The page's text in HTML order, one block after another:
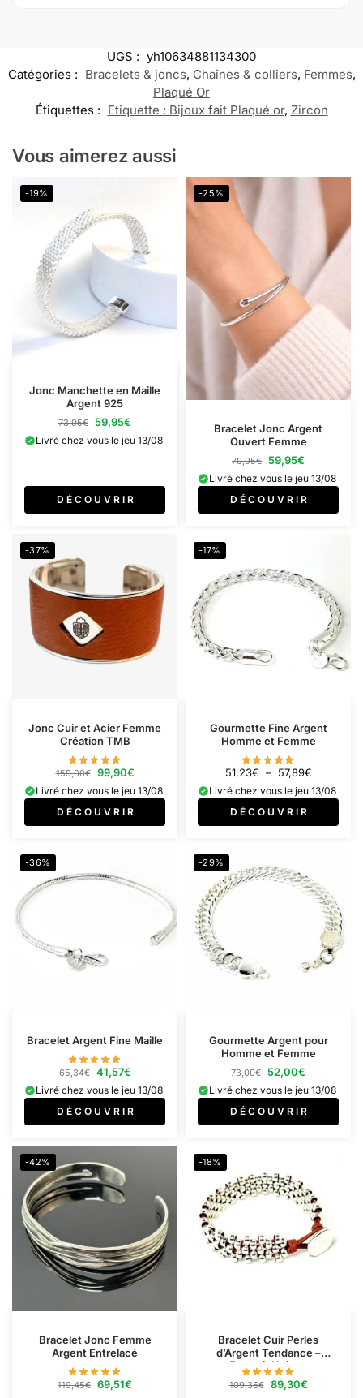
UGS : yh10634881134300
Catégories : Bracelets & joncs, Chaînes & colliers, Femmes,
Plaqué Or
Étiquettes : Etiquette : Bijoux fait Plaqué or, Zircon
Vous aimerez aussi
-19%
Jonc Manchette en Maille
Argent 925
73,95€ 59,95€
Livré chez vous le jeu 13/08
D É C O U V R I R
-25%
Bracelet Jonc Argent
Ouvert Femme
79,95€ 59,95€
Livré chez vous le jeu 13/08
D É C O U V R I R
-37%
Jonc Cuir et Acier Femme
Création TMB
159,00€ 99,90€
Livré chez vous le jeu 13/08
D É C O U V R I R
-17%
Gourmette Fine Argent
Homme et Femme
51,23€ – 57,89€
Livré chez vous le jeu 13/08
D É C O U V R I R
-36%
Bracelet Argent Fine Maille
65,34€ 41,57€
Livré chez vous le jeu 13/08
D É C O U V R I R
-29%
Gourmette Argent pour
Homme et Femme
73,00€ 52,00€
Livré chez vous le jeu 13/08
D É C O U V R I R
-42%
Bracelet Jonc Femme​
Argent Entrelacé
119,45€ 69,51€
-18%
Bracelet Cuir Perles
d’Argent Tendance –
Fermoir Unique
109,35€ 89,30€